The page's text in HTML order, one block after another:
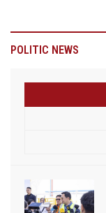
POLITIC NEWS